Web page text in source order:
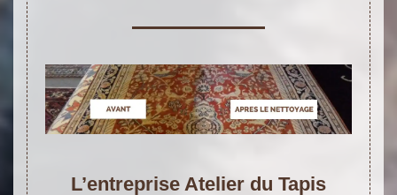
L’entreprise Atelier du Tapis